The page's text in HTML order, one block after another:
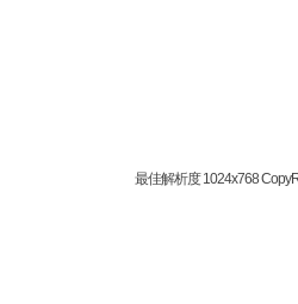
最佳解析度 1024x768